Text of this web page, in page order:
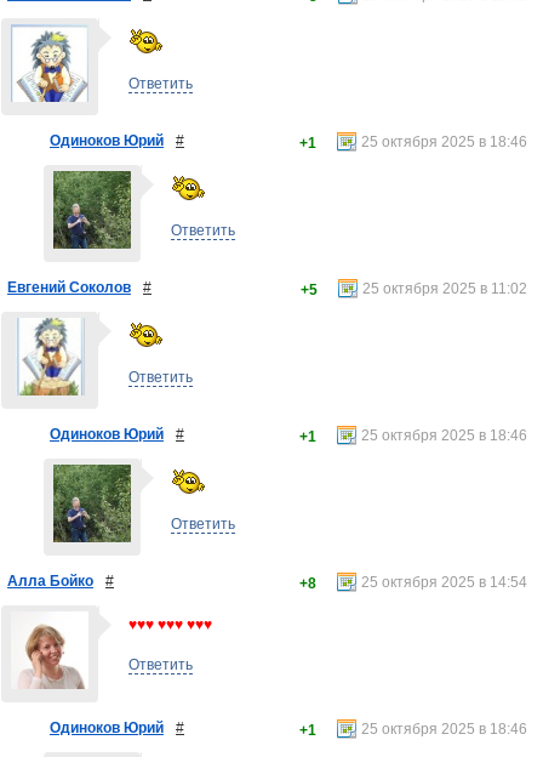
Ответить
Одиноков Юрий # 25 октября 2025 в 18:46
+1
Ответить
Евгений Соколов # 25 октября 2025 в 11:02
+5
Ответить
Одиноков Юрий # 25 октября 2025 в 18:46
+1
Ответить
Алла Бойко # 25 октября 2025 в 14:54
+8
♥♥♥ ♥♥♥ ♥♥♥
Ответить
Одиноков Юрий # 25 октября 2025 в 18:46
+1